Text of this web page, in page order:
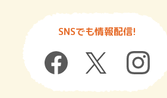
リラー ブックレビューfromNY＜第77回＞
SNSでも情報配信!